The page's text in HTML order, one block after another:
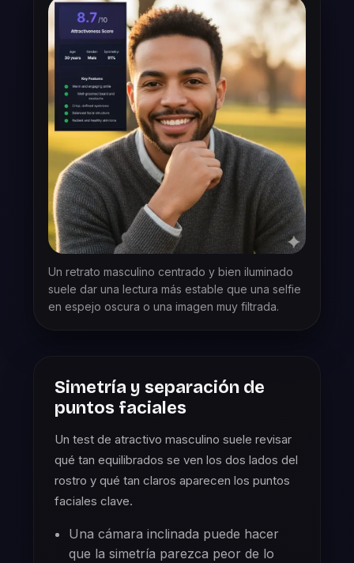
Un retrato masculino centrado y bien iluminado
suele dar una lectura más estable que una selfie
en espejo oscura o una imagen muy filtrada.
Simetría y separación de
puntos faciales
Un test de atractivo masculino suele revisar
qué tan equilibrados se ven los dos lados del
rostro y qué tan claros aparecen los puntos
faciales clave.
Una cámara inclinada puede hacer
que la simetría parezca peor de lo